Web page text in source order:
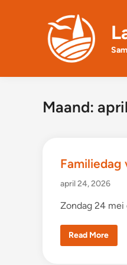
Maand:
Familiedag
april 24, 2026
Zondag 24 mei
F
Read More